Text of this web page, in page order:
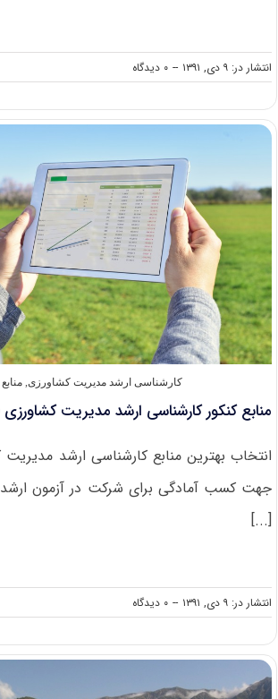
انتشار در: ۹ دی, ۱۳۹۱ -- ۰ دیدگاه
on
منابع
کارشناسی
فضای
سبز
(کد
۱۳۲۸)
کارشناسی ارشد مدیریت کشاورزی,
منابع کنکور کارشناسی ارشد مدیریت کشاورزی (کد
انتخاب بهترین منابع کارشناسی ارشد مدیریت
جهت کسب آمادگی برای شرکت در آزمون ارشد
[...]
انتشار در: ۹ دی, ۱۳۹۱ -- ۰ دیدگاه
on
منابع
کارشناسی